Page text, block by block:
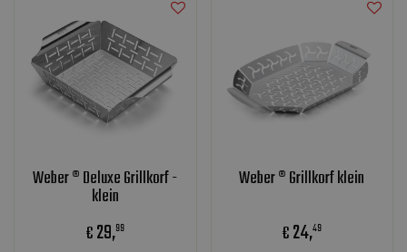
Weber ® Deluxe Grillkorf -
klein
€29,99
Weber ® Grillkorf klein
€24,49